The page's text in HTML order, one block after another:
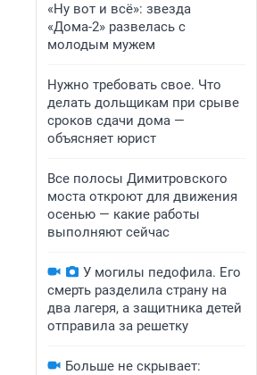
«Ну вот и всё»: звезда
«Дома-2» развелась с
молодым мужем
Нужно требовать свое. Что
делать дольщикам при срыве
сроков сдачи дома —
объясняет юрист
Все полосы Димитровского
моста откроют для движения
осенью — какие работы
выполняют сейчас
У могилы педофила. Его
смерть разделила страну на
два лагеря, а защитника детей
отправила за решетку
Больше не скрывает: